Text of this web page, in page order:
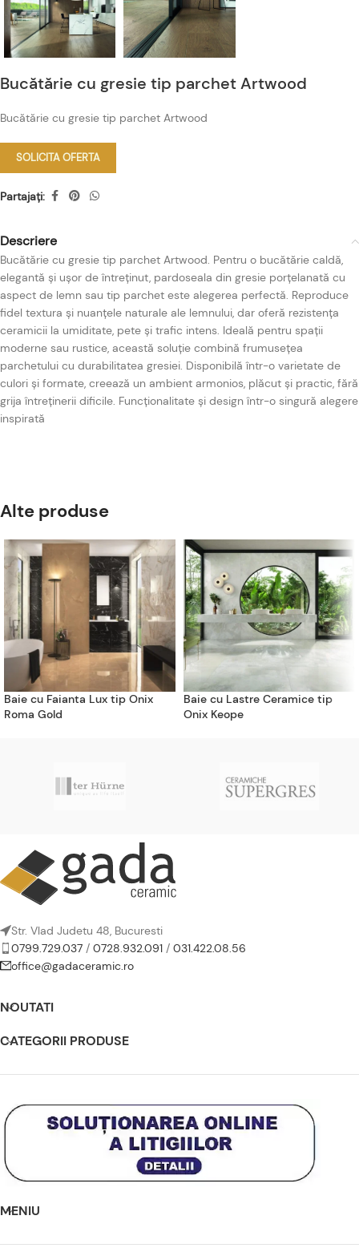
Bucătărie cu gresie tip parchet Artwood
Bucătărie cu gresie tip parchet Artwood
SOLICITA OFERTA
Partajați:
Descriere
Bucătărie cu gresie tip parchet Artwood. Pentru o bucătărie caldă,
elegantă și ușor de întreținut, pardoseala din gresie porțelanată cu
aspect de lemn sau tip parchet este alegerea perfectă. Reproduce
fidel textura și nuanțele naturale ale lemnului, dar oferă rezistența
ceramicii la umiditate, pete și trafic intens. Ideală pentru spații
moderne sau rustice, această soluție combină frumusețea
parchetului cu durabilitatea gresiei. Disponibilă într-o varietate de
culori și formate, creează un ambient armonios, plăcut și practic, fără
grija întreținerii dificile. Funcționalitate și design într-o singură alegere
inspirată
Alte produse
Baie cu Faianta Lux tip Onix
Roma Gold
Baie cu Lastre Ceramice tip
Onix Keope
Str. Vlad Judetu 48, Bucuresti
0799.729.037 / 0728.932.091 / 031.422.08.56
office@gadaceramic.ro
NOUTATI
CATEGORII PRODUSE
MENIU